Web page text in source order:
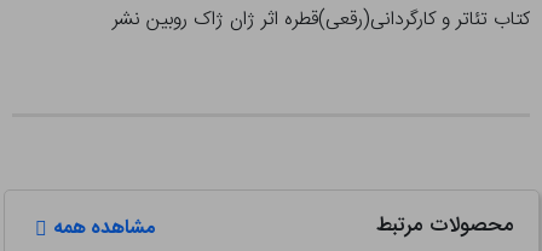
کتاب تئاتر و کارگردانی(رقعی)قطره اثر ژان ژاک روبین نشر
محصولات مرتبط مشاهده همه